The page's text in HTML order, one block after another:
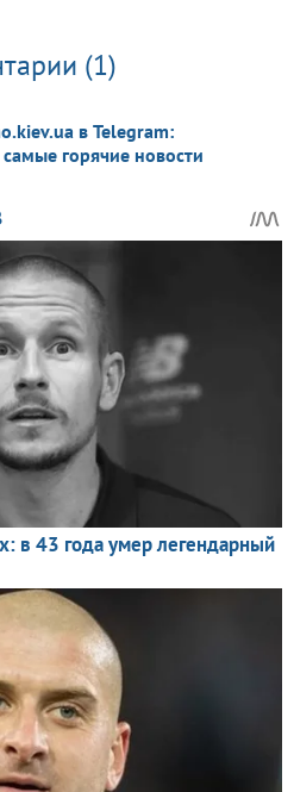
(1)
в Telegram:
горячие новости